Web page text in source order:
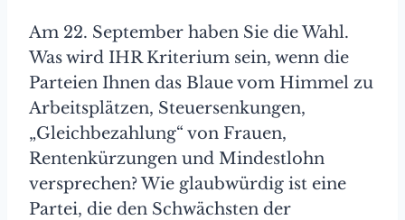
Am 22. September haben Sie die Wahl.
Was wird IHR Kriterium sein, wenn die
Parteien Ihnen das Blaue vom Himmel zu
Arbeitsplätzen, Steuersenkungen,
„Gleichbezahlung“ von Frauen,
Rentenkürzungen und Mindestlohn
versprechen? Wie glaubwürdig ist eine
Partei, die den Schwächsten der